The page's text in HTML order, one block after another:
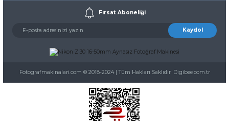
Fırsat Aboneliği
Kaydol
Fotografmakinalari.com © 2018-2024 | Tüm Hakları Saklıdır. Digibee.com.tr